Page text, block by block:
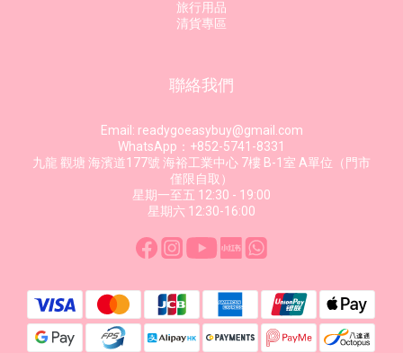
旅行用品
清貨專區
聯絡我們
Email: readygoeasybuy@gmail.com
WhatsApp：+852-5741-8331
九龍 觀塘 海濱道177號 海裕工業中心 7樓 B-1室 A單位（門市
僅限自取）
星期一至五 12:30 - 19:00
星期六 12:30-16:00